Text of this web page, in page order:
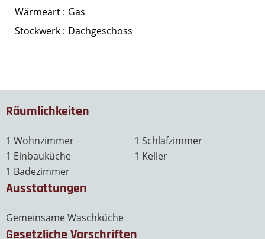
Wärmeart
Gas
Stockwerk
Dachgeschoss
Räumlichkeiten
1 Wohnzimmer
1 Einbauküche
1 Badezimmer
1 Schlafzimmer
1 Keller
Ausstattungen
Gemeinsame Waschküche
Gesetzliche Vorschriften